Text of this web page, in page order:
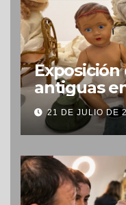
antiguas
Uruguay
21 DE JULIO DE